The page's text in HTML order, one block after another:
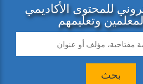
للمحتوى الأكاديمي
وتعليمهم
بحث